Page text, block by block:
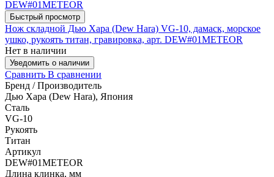
Быстрый просмотр
Нож складной Дью Хара (Dew Hara) VG-10, дамаск, морское
ушко, рукоять титан, гравировка, арт. DEW#01METEOR
Нет в наличии
Уведомить о наличии
Сравнить В сравнении
Бренд / Производитель
Дью Хара (Dew Hara), Япония
Сталь
VG-10
Рукоять
Титан
Артикул
DEW#01METEOR
Длина клинка, мм